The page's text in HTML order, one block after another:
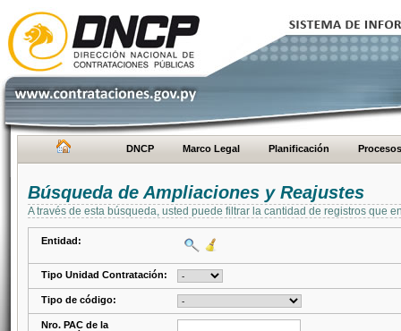
DNCP Marco Legal Planificación Procesos
Búsqueda de Ampliaciones y Reajustes
A través de esta búsqueda, usted puede filtrar la cantidad de registros que
Entidad:
Tipo Unidad Contratación:
Tipo de código:
Nro. PAC de la